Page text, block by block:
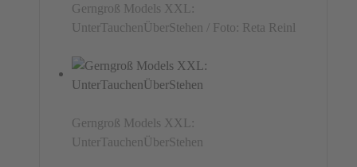
Gerngroß Models XXL:
UnterTauchenÜberStehen / Foto: Reta Reinl
Gerngroß Models XXL:
UnterTauchenÜberStehen